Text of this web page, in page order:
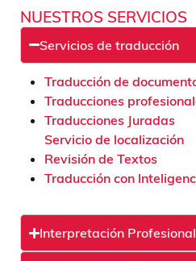
NUESTROS SERVICIOS
Servicios de traducción
Traducción de
Traducciones
Traducciones Juradas
Servicio de localización
Revisión de Textos
Traducción con
Interpretación Profesional